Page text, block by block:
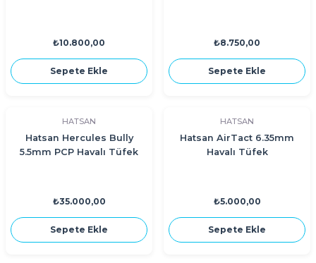
₺10.800,00
Sepete Ekle
₺8.750,00
Sepete Ekle
HATSAN
Hatsan Hercules Bully
5.5mm PCP Havalı Tüfek
₺35.000,00
Sepete Ekle
HATSAN
Hatsan AirTact 6.35mm
Havalı Tüfek
₺5.000,00
Sepete Ekle